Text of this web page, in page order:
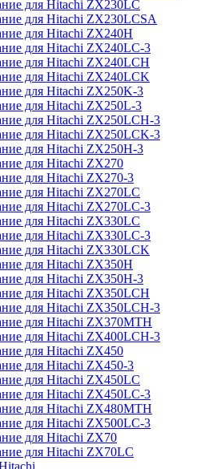
для Hitachi ZX230LC
для Hitachi ZX230LCSA
для Hitachi ZX240H
для Hitachi ZX240LC-3
для Hitachi ZX240LCH
для Hitachi ZX240LCK
для Hitachi ZX250K-3
для Hitachi ZX250L-3
для Hitachi ZX250LCH-3
для Hitachi ZX250LCK-3
для Hitachi ZX250Н-3
для Hitachi ZX270
для Hitachi ZX270-3
для Hitachi ZX270LC
для Hitachi ZX270LC-3
для Hitachi ZX330LC
для Hitachi ZX330LC-3
для Hitachi ZX330LCK
для Hitachi ZX350H
для Hitachi ZX350H-3
для Hitachi ZX350LCH
для Hitachi ZX350LCH-3
для Hitachi ZX370MTH
для Hitachi ZX400LCH-3
для Hitachi ZX450
для Hitachi ZX450-3
для Hitachi ZX450LC
для Hitachi ZX450LC-3
для Hitachi ZX480MTH
для Hitachi ZX500LC-3
для Hitachi ZX70
для Hitachi ZX70LC